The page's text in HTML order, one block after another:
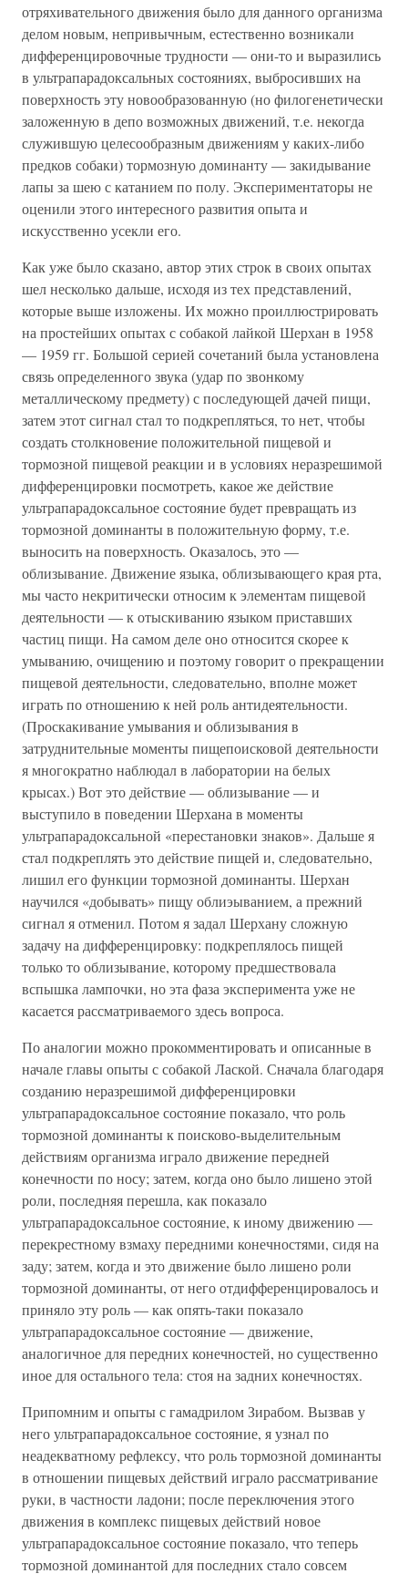
отряхивательного движения было для данного организма
делом новым, непривычным, естественно возникали
дифференцировочные трудности — они-то и выразились
в ультрапарадоксальных состояниях, выбросивших на
поверхность эту новообразованную (но филогенетически
заложенную в депо возможных движений, т.е. некогда
служившую целесообразным движениям у каких-либо
предков собаки) тормозную доминанту — закидывание
лапы за шею с катанием по полу. Экспериментаторы не
оценили этого интересного развития опыта и
искусственно усекли его.
Как уже было сказано, автор этих строк в своих опытах
шел несколько дальше, исходя из тех представлений,
которые выше изложены. Их можно проиллюстрировать
на простейших опытах с собакой лайкой Шерхан в 1958
— 1959 гг. Большой серией сочетаний была установлена
связь определенного звука (удар по звонкому
металлическому предмету) с последующей дачей пищи,
затем этот сигнал стал то подкрепляться, то нет, чтобы
создать столкновение положительной пищевой и
тормозной пищевой реакции и в условиях неразрешимой
дифференцировки посмотреть, какое же действие
ультрапарадоксальное состояние будет превращать из
тормозной доминанты в положительную форму, т.е.
выносить на поверхность. Оказалось, это —
облизывание. Движение языка, облизывающего края рта,
мы часто некритически относим к элементам пищевой
деятельности — к отыскиванию языком приставших
частиц пищи. На самом деле оно относится скорее к
умыванию, очищению и поэтому говорит о прекращении
пищевой деятельности, следовательно, вполне может
играть по отношению к ней роль антидеятельности.
(Проскакивание умывания и облизывания в
затруднительные моменты пищепоисковой деятельности
я многократно наблюдал в лаборатории на белых
крысах.) Вот это действие — облизывание — и
выступило в поведении Шерхана в моменты
ультрапарадоксальной «перестановки знаков». Дальше я
стал подкреплять это действие пищей и, следовательно,
лишил его функции тормозной доминанты. Шерхан
научился «добывать» пищу облиэыванием, а прежний
сигнал я отменил. Потом я задал Шерхану сложную
задачу на дифференцировку: подкреплялось пищей
только то облизывание, которому предшествовала
вспышка лампочки, но эта фаза эксперимента уже не
касается рассматриваемого здесь вопроса.
По аналогии можно прокомментировать и описанные в
начале главы опыты с собакой Лаской. Сначала благодаря
созданию неразрешимой дифференцировки
ультрапарадоксальное состояние показало, что роль
тормозной доминанты к поисково-выделительным
действиям организма играло движение передней
конечности по носу; затем, когда оно было лишено этой
роли, последняя перешла, как показало
ультрапарадоксальное состояние, к иному движению —
перекрестному взмаху передними конечностями, сидя на
заду; затем, когда и это движение было лишено роли
тормозной доминанты, от него отдифференцировалось и
приняло эту роль — как опять-таки показало
ультрапарадоксальное состояние — движение,
аналогичное для передних конечностей, но существенно
иное для остального тела: стоя на задних конечностях.
Припомним и опыты с гамадрилом Зирабом. Вызвав у
него ультрапарадоксальное состояние, я узнал по
неадекватному рефлексу, что роль тормозной доминанты
в отношении пищевых действий играло рассматривание
руки, в частности ладони; после переключения этого
движения в комплекс пищевых действий новое
ультрапарадоксальное состояние показало, что теперь
тормозной доминантой для последних стало совсем